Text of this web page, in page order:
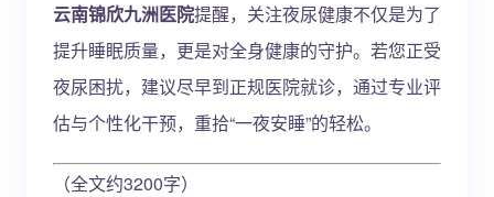
云南锦欣九洲医院提醒，关注夜尿健康不仅是为了
提升睡眠质量，更是对全身健康的守护。若您正受
夜尿困扰，建议尽早到正规医院就诊，通过专业评
估与个性化干预，重拾“一夜安睡”的轻松。
（全文约3200字）